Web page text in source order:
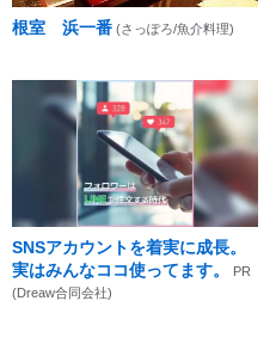
根室 浜一番 (さっぽろ/魚介料理)
SNSアカウントを着実に成長。
実はみんなココ使ってます。
PR
(Dreaw合同会社)